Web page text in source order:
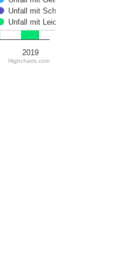
Unfall mit Schwerverletztem
Unfall mit Leichtverletztem
2019
Highcharts.com